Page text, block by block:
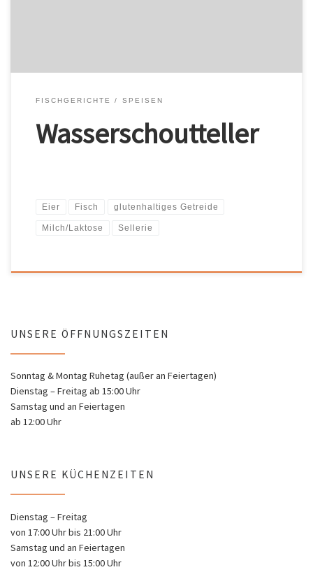
FISCHGERICHTE SPEISEN
Wasserschoutteller
Eier Fisch glutenhaltiges Getreide
Milch/Laktose Sellerie
UNSERE ÖFFNUNGSZEITEN
Sonntag & Montag Ruhetag (außer an Feiertagen)
Dienstag – Freitag ab 15:00 Uhr
Samstag und an Feiertagen
ab 12:00 Uhr
UNSERE KÜCHENZEITEN
Dienstag – Freitag
von 17:00 Uhr bis 21:00 Uhr
Samstag und an Feiertagen
von 12:00 Uhr bis 15:00 Uhr